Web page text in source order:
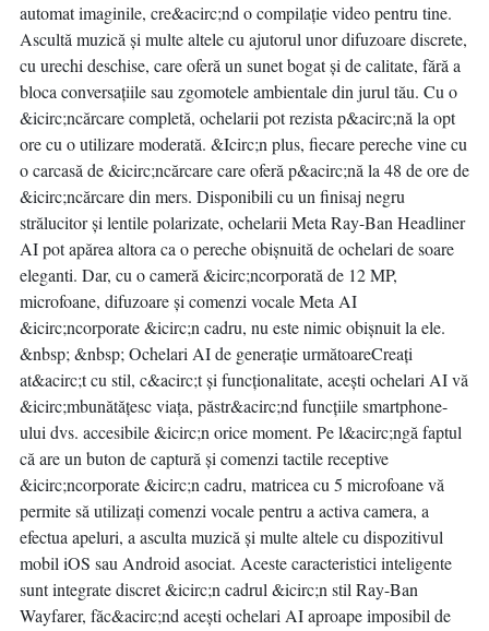
automat imaginile, cre&acirc;nd o compilație video pentru tine.
Ascultă muzică și multe altele cu ajutorul unor difuzoare discrete,
cu urechi deschise, care oferă un sunet bogat și de calitate, fără a
bloca conversațiile sau zgomotele ambientale din jurul tău. Cu o
&icirc;ncărcare completă, ochelarii pot rezista p&acirc;nă la opt
ore cu o utilizare moderată. &Icirc;n plus, fiecare pereche vine cu
o carcasă de &icirc;ncărcare care oferă p&acirc;nă la 48 de ore de
&icirc;ncărcare din mers. Disponibili cu un finisaj negru
strălucitor și lentile polarizate, ochelarii Meta Ray-Ban Headliner
AI pot apărea altora ca o pereche obișnuită de ochelari de soare
eleganti. Dar, cu o cameră &icirc;ncorporată de 12 MP,
microfoane, difuzoare și comenzi vocale Meta AI
&icirc;ncorporate &icirc;n cadru, nu este nimic obișnuit la ele.
&nbsp; &nbsp; Ochelari AI de generație următoareCreați
at&acirc;t cu stil, c&acirc;t și funcționalitate, acești ochelari AI vă
&icirc;mbunătățesc viața, păstr&acirc;nd funcțiile smartphone-
ului dvs. accesibile &icirc;n orice moment. Pe l&acirc;ngă faptul
că are un buton de captură și comenzi tactile receptive
&icirc;ncorporate &icirc;n cadru, matricea cu 5 microfoane vă
permite să utilizați comenzi vocale pentru a activa camera, a
efectua apeluri, a asculta muzică și multe altele cu dispozitivul
mobil iOS sau Android asociat. Aceste caracteristici inteligente
sunt integrate discret &icirc;n cadrul &icirc;n stil Ray-Ban
Wayfarer, făc&acirc;nd acești ochelari AI aproape imposibil de